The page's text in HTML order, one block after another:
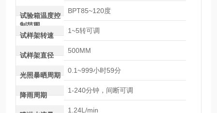
试验箱温度控
制范围
BPT85~120度
试样架转速
1~5转可调
试样架直径
500MM
光照暴晒周期
0.1~999小时59分
降雨周期
1-240分钟，间断可调
1.24L/min